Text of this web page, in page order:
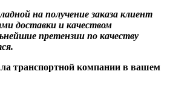
на получение заказа клиент
доставки и качеством
претензии по качеству
транспортной компании в вашем